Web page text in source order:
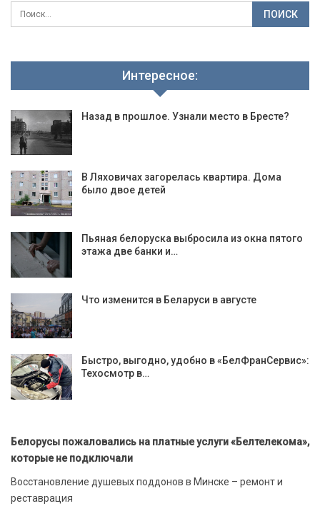
Интересное:
Назад в прошлое. Узнали место в Бресте?
В Ляховичах загорелась квартира. Дома
было двое детей
Пьяная белоруска выбросила из окна пятого
этажа две банки и…
Что изменится в Беларуси в августе
Быстро, выгодно, удобно в «БелФранСервис»:
Техосмотр в…
Белорусы пожаловались на платные услуги «Белтелекома»,
которые не подключали
Восстановление душевых поддонов в Минске – ремонт и
реставрация